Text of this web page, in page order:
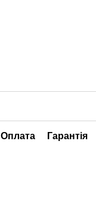
Оплата Гарантія